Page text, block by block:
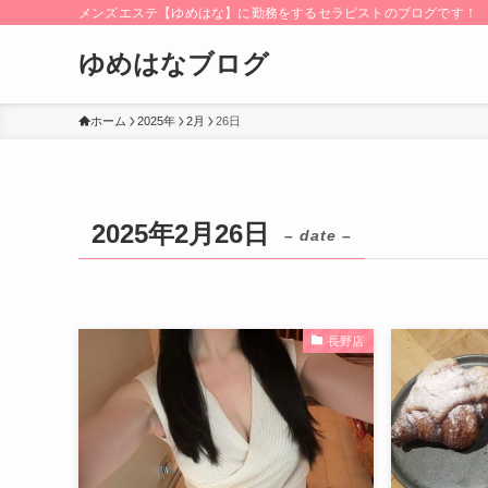
メンズエステ【ゆめはな】に勤務をするセラピストのブログです！
ゆめはなブログ
ホーム 2025年 2月 26日
2025年2月26日 – date –
長野店